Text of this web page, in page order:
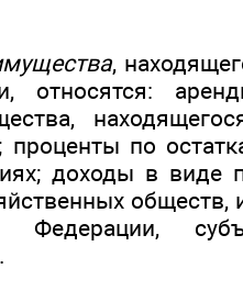
,
относятся:
проценты по
доходы в виде
Федерации,